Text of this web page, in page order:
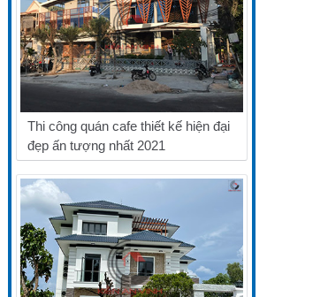
Thi công quán cafe thiết kế hiện đại
đẹp ấn tượng nhất 2021